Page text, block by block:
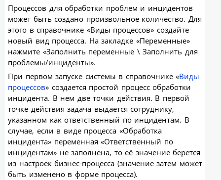
Процессов для обработки проблем и инцидентов
может быть создано произвольное количество. Для
этого в справочнике «Виды процессов» создайте
новый вид процесса. На закладке «Переменные»
нажмите «Заполнить переменные \ Заполнить для
проблемы/инциденты».
При первом запуске системы в справочнике «Виды
процессов» создается простой процесс обработки
инцидента. В нем две точки действия. В первой
точке действия задача выдается сотруднику,
указанном как ответственный по инцидентам. В
случае, если в виде процесса «Обработка
инцидента» переменная «Ответственный по
инцидентам» не заполнена, то её значение берется
из настроек бизнес-процесса (значение затем может
быть изменено в форме процесса).